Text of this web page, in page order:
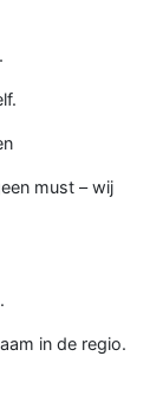
must – wij
in de regio.